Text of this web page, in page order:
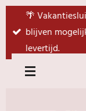
direct
de
hoofdinhoud
🌴
blijven
levertijd.